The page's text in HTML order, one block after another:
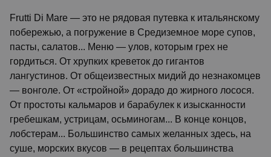
Frutti Di Mare — это не рядовая путевка к итальянскому
побережью, а погружение в Средиземное море супов,
пасты, салатов... Меню — улов, которым грех не
гордиться. От хрупких креветок до гигантов
лангустинов. От общеизвестных мидий до незнакомцев
— вонголе. От «стройной» дорадо до жирного лосося.
От простоты кальмаров и барабулек к изысканности
гребешкам, устрицам, осьминогам... В конце концов,
лобстерам... Большинство самых желанных здесь, на
суше, морских вкусов — в рецептах большинства